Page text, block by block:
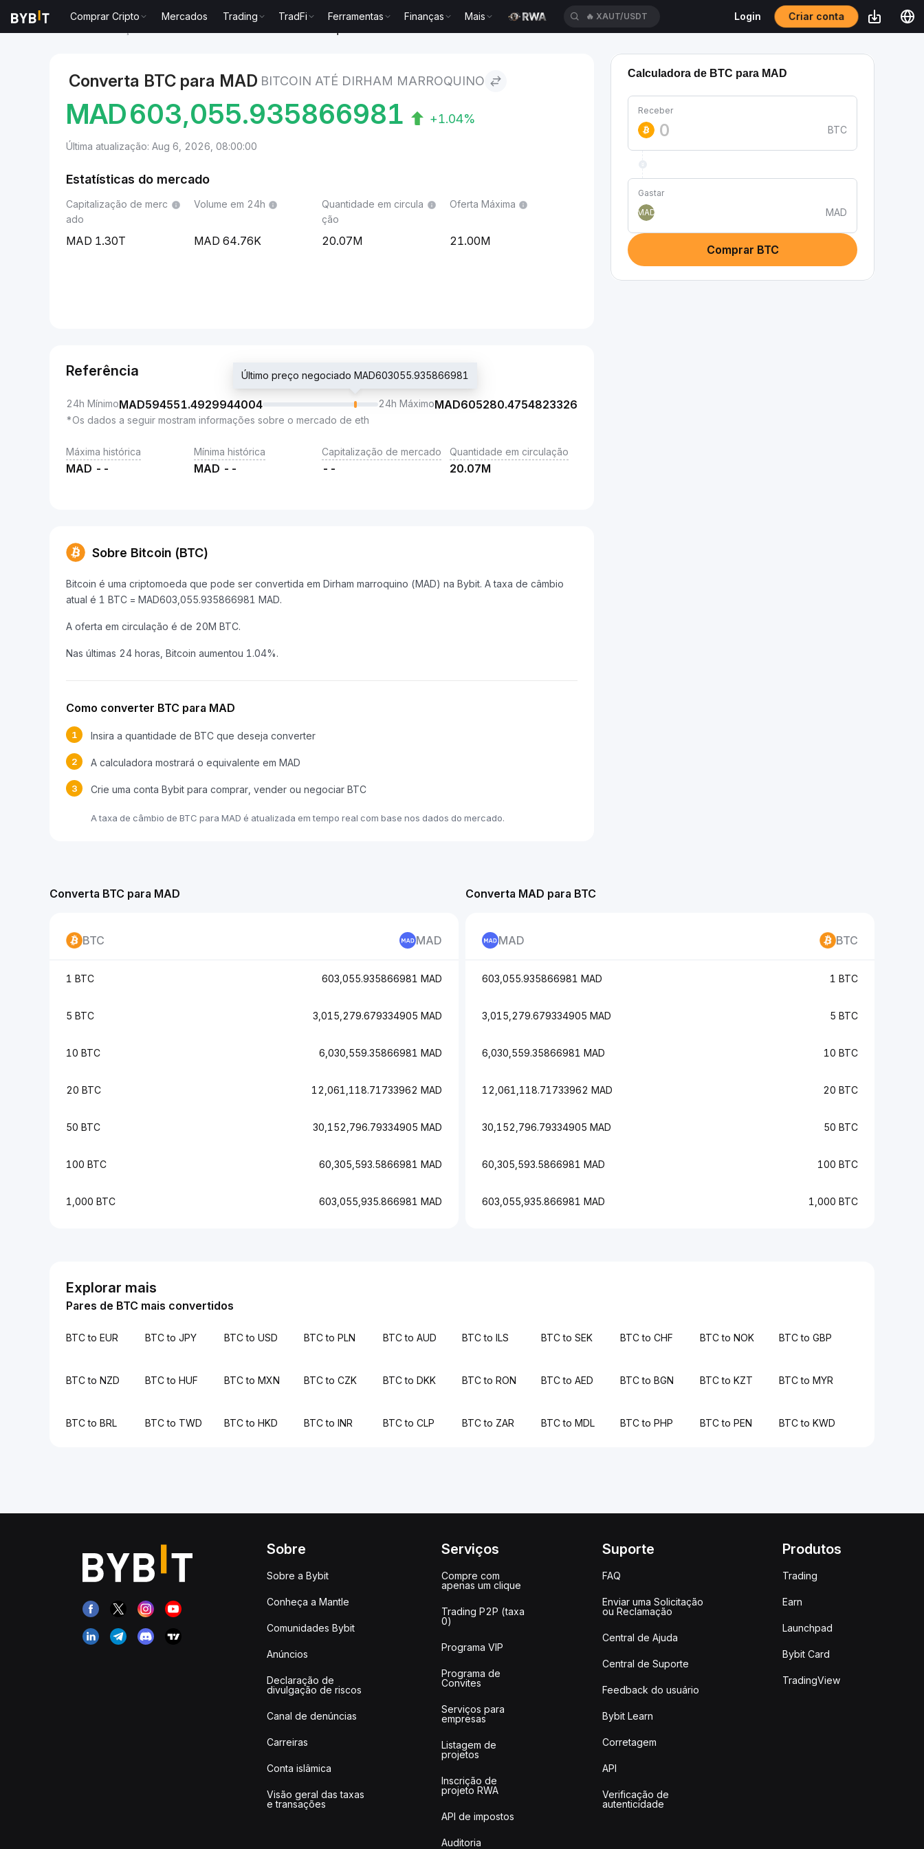
Comprar Cripto Mercados Trading TradFi Ferramentas Finanças Mais 🔥 XAUT/USDT Login Criar conta
Converta BTC para MAD BITCOIN ATÉ DIRHAM MARROQUINO
MAD603,055.935866981 +1.04%
Última atualização: Aug 6, 2026, 08:00:00
Estatísticas do mercado
Capitalização de merc
ado
1.30T
Volume em 24h
64.76K
Quantidade em circula
ção
20.07M
Oferta Máxima
21.00M
Referência
24h MínimoMAD594551.4929944004
Último preço negociado MAD603055.935866981
24h MáximoMAD605280.4754823326
*Os dados a seguir mostram informações sobre o mercado de eth
Máxima histórica
MAD --
Mínima histórica
MAD --
Capitalização de mercado
--
Quantidade em circulação
20.07M
Sobre Bitcoin (BTC)
Bitcoin é uma criptomoeda que pode ser convertida em Dirham marroquino (MAD) na Bybit. A taxa de câmbio
atual é 1 BTC = MAD603,055.935866981 MAD.
A oferta em circulação é de 20M BTC.
Nas últimas 24 horas, Bitcoin aumentou 1.04%.
Como converter BTC para MAD
1 Insira a quantidade de BTC que deseja converter
2 A calculadora mostrará o equivalente em MAD
3 Crie uma conta Bybit para comprar, vender ou negociar BTC
A taxa de câmbio de BTC para MAD é atualizada em tempo real com base nos dados do mercado.
Calculadora de BTC para MAD
Receber
BTC
Gastar
MAD
MAD
Comprar BTC
Converta BTC para MAD
BTC MAD
1 BTC 603,055.935866981 MAD
5 BTC 3,015,279.679334905 MAD
10 BTC 6,030,559.35866981 MAD
20 BTC 12,061,118.71733962 MAD
50 BTC 30,152,796.79334905 MAD
100 BTC 60,305,593.5866981 MAD
1,000 BTC 603,055,935.866981 MAD
Converta MAD para BTC
MAD BTC
603,055.935866981 MAD 1 BTC
3,015,279.679334905 MAD 5 BTC
6,030,559.35866981 MAD 10 BTC
12,061,118.71733962 MAD 20 BTC
30,152,796.79334905 MAD 50 BTC
60,305,593.5866981 MAD 100 BTC
603,055,935.866981 MAD 1,000 BTC
Explorar mais
Pares de BTC mais convertidos
BTC to EUR BTC to JPY BTC to USD BTC to PLN BTC to AUD BTC to ILS BTC to SEK BTC to CHF BTC to NOK BTC to GBP
BTC to NZD BTC to HUF BTC to MXN BTC to CZK BTC to DKK BTC to RON BTC to AED BTC to BGN BTC to KZT BTC to MYR
BTC to BRL BTC to TWD BTC to HKD BTC to INR BTC to CLP BTC to ZAR BTC to MDL BTC to PHP BTC to PEN BTC to KWD
Sobre
Sobre a Bybit
Conheça a Mantle
Comunidades Bybit
Anúncios
Declaração de
divulgação de riscos
Canal de denúncias
Carreiras
Conta islâmica
Visão geral das taxas
e transações
Serviços
Compre com
apenas um clique
Trading P2P (taxa
0)
Programa VIP
Programa de
Convites
Serviços para
empresas
Listagem de
projetos
Inscrição de
projeto RWA
API de impostos
Auditoria
Suporte
FAQ
Enviar uma Solicitação
ou Reclamação
Central de Ajuda
Central de Suporte
Feedback do usuário
Bybit Learn
Corretagem
API
Verificação de
autenticidade
Produtos
Trading
Earn
Launchpad
Bybit Card
TradingView